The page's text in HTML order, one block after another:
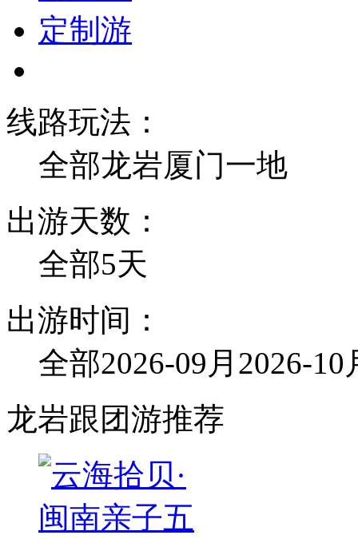
定制游
线路玩法：
全部龙岩厦门一地
出游天数：
全部5天
出游时间：
全部2026-09月 2026-10
龙岩跟团游推荐